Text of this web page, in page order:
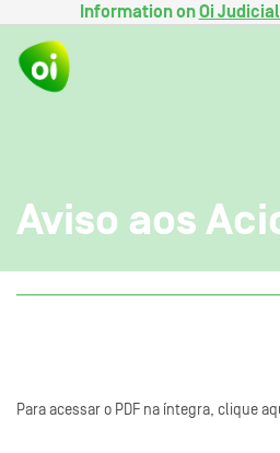
Information onOi
Aviso aos
Para acessar o PDF na íntegra, clique